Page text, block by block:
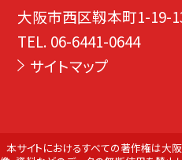
大阪市西区靱本町1-19-
TEL. 06-6441-0644
サイトマップ
本サイトにおけるすべての著作権は大